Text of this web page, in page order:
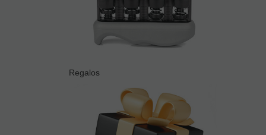
Regalos